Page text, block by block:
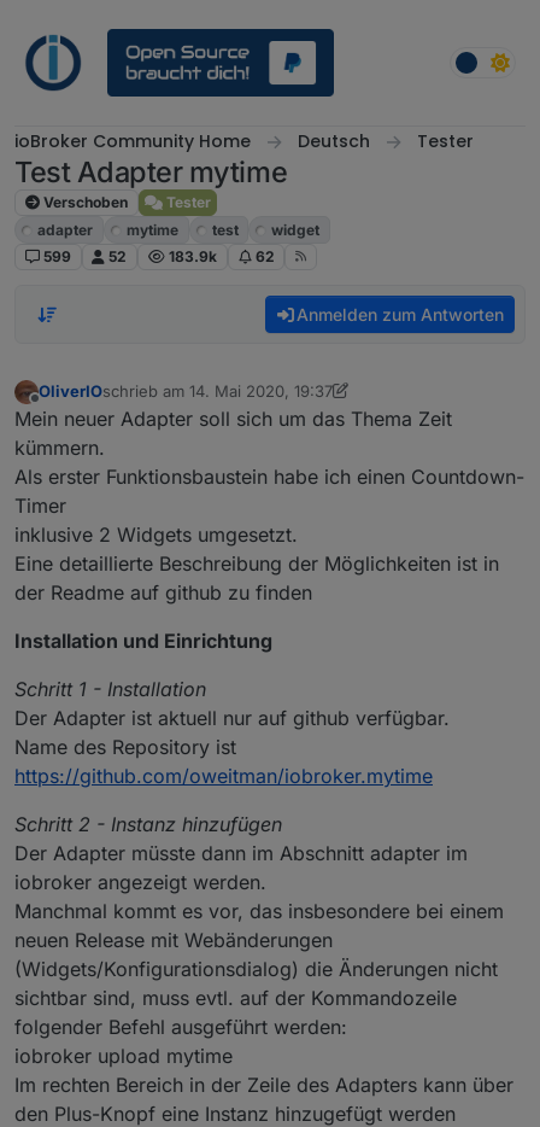
ioBroker Community Home Deutsch Tester
Test Adapter mytime
Verschoben
Tester
adapter
mytime test
widget
599
52 183.9k 62
Anmelden zum Antworten
Offline
OliverIOschrieb am 14. Mai 2020, 19:37
zuletzt editiert von OliverIO8. Mai 2024, 16:36
Mein neuer Adapter soll sich um das Thema Zeit
kümmern.
Als erster Funktionsbaustein habe ich einen Countdown-
Timer
inklusive 2 Widgets umgesetzt.
Eine detaillierte Beschreibung der Möglichkeiten ist in
der Readme auf github zu finden
Installation und Einrichtung
Schritt 1 - Installation
Der Adapter ist aktuell nur auf github verfügbar.
Name des Repository ist
https://github.com/oweitman/iobroker.mytime
Schritt 2 - Instanz hinzufügen
Der Adapter müsste dann im Abschnitt adapter im
iobroker angezeigt werden.
Manchmal kommt es vor, das insbesondere bei einem
neuen Release mit Webänderungen
(Widgets/Konfigurationsdialog) die Änderungen nicht
sichtbar sind, muss evtl. auf der Kommandozeile
folgender Befehl ausgeführt werden:
iobroker upload mytime
Im rechten Bereich in der Zeile des Adapters kann über
den Plus-Knopf eine Instanz hinzugefügt werden